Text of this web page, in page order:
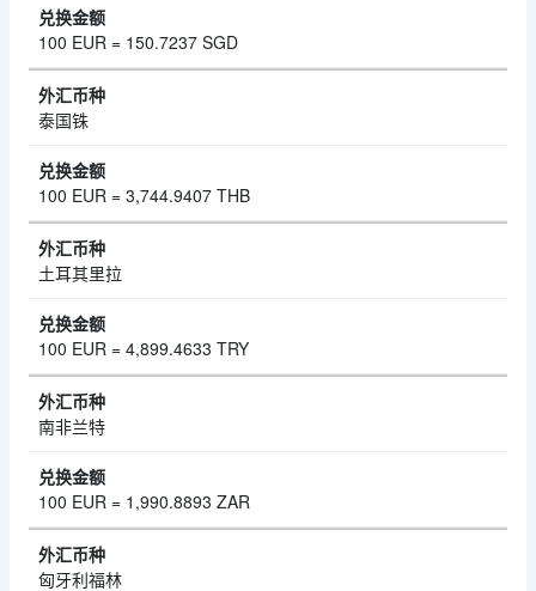
100 EUR = 150.7237 SGD
泰国铢
100 EUR = 3,744.9407 THB
土耳其里拉
100 EUR = 4,899.4633 TRY
南非兰特
100 EUR = 1,990.8893 ZAR
匈牙利福林